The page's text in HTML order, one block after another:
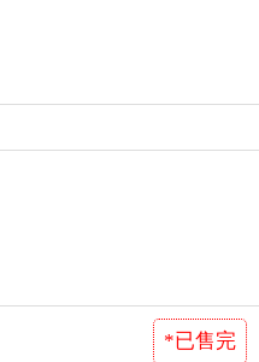
*已售完